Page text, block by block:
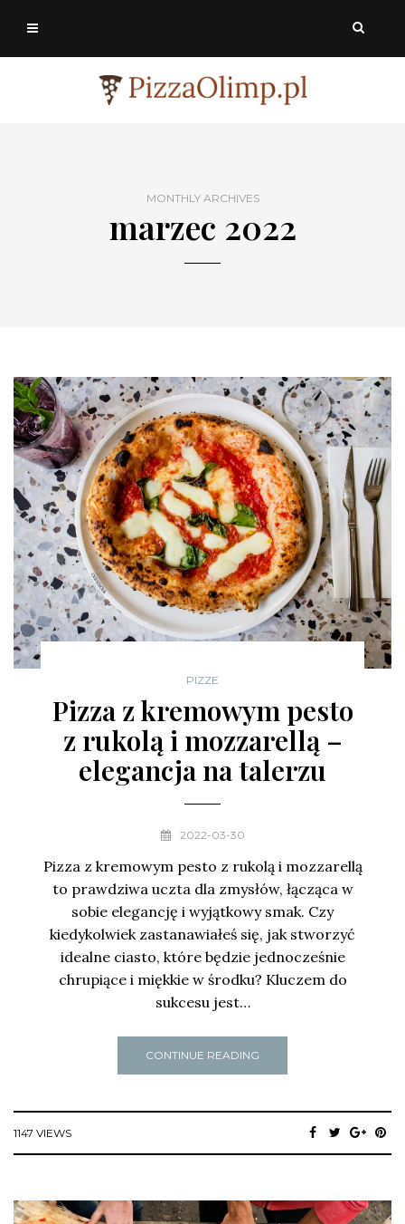
MONTHLY ARCHIVES
marzec 2022
PIZZE
Pizza z kremowym pesto
z rukolą i mozzarellą –
elegancja na talerzu
2022-03-30
Pizza z kremowym pesto z rukolą i mozzarellą
to prawdziwa uczta dla zmysłów, łącząca w
sobie elegancję i wyjątkowy smak. Czy
kiedykolwiek zastanawiałeś się, jak stworzyć
idealne ciasto, które będzie jednocześnie
chrupiące i miękkie w środku? Kluczem do
sukcesu jest…
CONTINUE READING
1147 VIEWS